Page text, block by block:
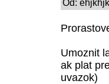
Od:
Umoznit
ak plat
uvazok)